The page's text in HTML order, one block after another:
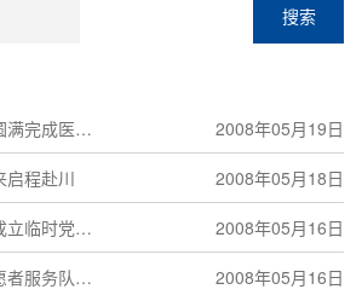
搜索
满完成医疗
2008年05月19日
启程赴川 2008年05月18日
立临时党支
2008年05月16日
者服务队赴
2008年05月16日